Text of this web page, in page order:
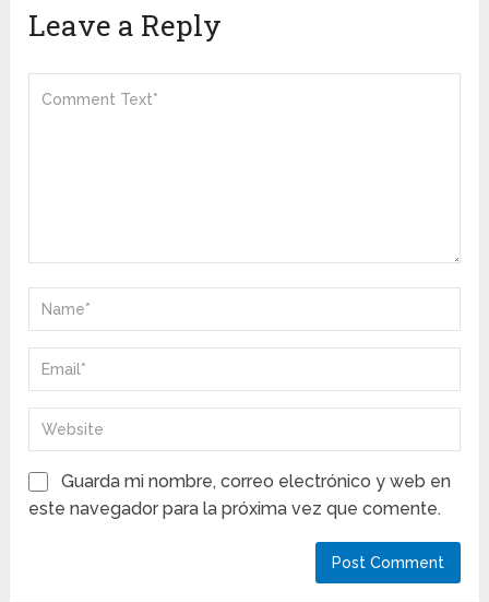
Leave a Reply
Guarda mi nombre, correo electrónico y web en
este navegador para la próxima vez que comente.